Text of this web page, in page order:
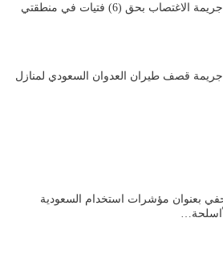
بيان إدانة جريمة الاغتصاب بحق (6) فتيات في منطقتي
جريمة قصف طيران العدوان السعودي لمنازل
بعنوان مؤشرات استخدام السعودية